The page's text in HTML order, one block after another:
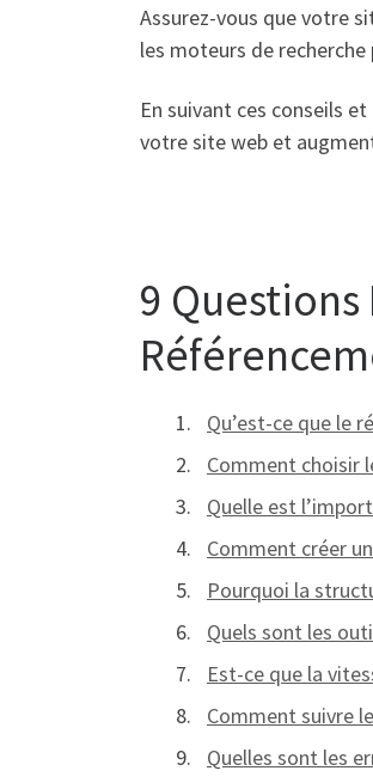
Assurez-vous que votre
les moteurs de
En suivant ces conseils
votre site web et
9
Qu’est-ce que le
Comment choisir
Quelle est
Comment créer
Pourquoi la
Quels sont les
Est-ce que la
Comment suivre
Quelles sont les